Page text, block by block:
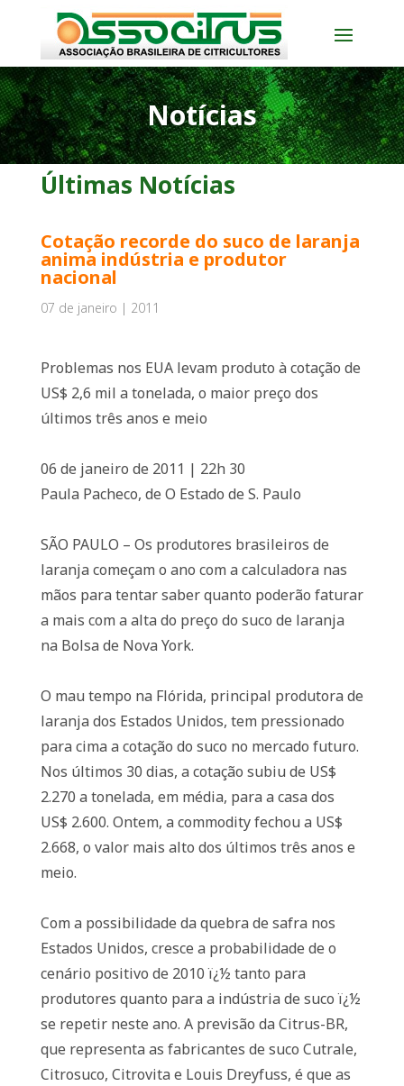
Notícias
Últimas Notícias
Cotação recorde do suco de laranja
anima indústria e produtor
nacional
07 de janeiro | 2011
Problemas nos EUA levam produto à cotação de
US$ 2,6 mil a tonelada, o maior preço dos
últimos três anos e meio
06 de janeiro de 2011 | 22h 30
Paula Pacheco, de O Estado de S. Paulo
SÃO PAULO – Os produtores brasileiros de
laranja começam o ano com a calculadora nas
mãos para tentar saber quanto poderão faturar
a mais com a alta do preço do suco de laranja
na Bolsa de Nova York.
O mau tempo na Flórida, principal produtora de
laranja dos Estados Unidos, tem pressionado
para cima a cotação do suco no mercado futuro.
Nos últimos 30 dias, a cotação subiu de US$
2.270 a tonelada, em média, para a casa dos
US$ 2.600. Ontem, a commodity fechou a US$
2.668, o valor mais alto dos últimos três anos e
meio.
Com a possibilidade da quebra de safra nos
Estados Unidos, cresce a probabilidade de o
cenário positivo de 2010 ï¿½ tanto para
produtores quanto para a indústria de suco ï¿½
se repetir neste ano. A previsão da Citrus-BR,
que representa as fabricantes de suco Cutrale,
Citrosuco, Citrovita e Louis Dreyfuss, é que as